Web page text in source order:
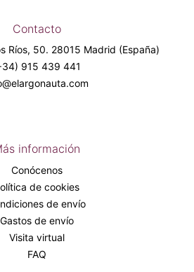
Contacto
Ríos, 50. 28015 Madrid (España)
915 439 441
información
Conócenos
de cookies
de envío
Gastos de envío
Visita virtual
FAQ